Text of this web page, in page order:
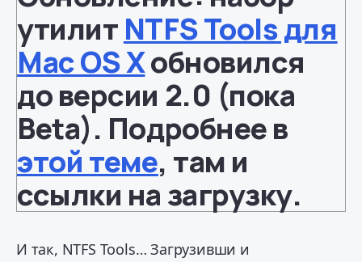
утилит NTFS Tools для
Mac OS Xобновился
до версии 2.0 (пока
Beta). Подробнее в
этой теме, там и
ссылки на загрузку.
И так, NTFS Tools… Загрузивши и